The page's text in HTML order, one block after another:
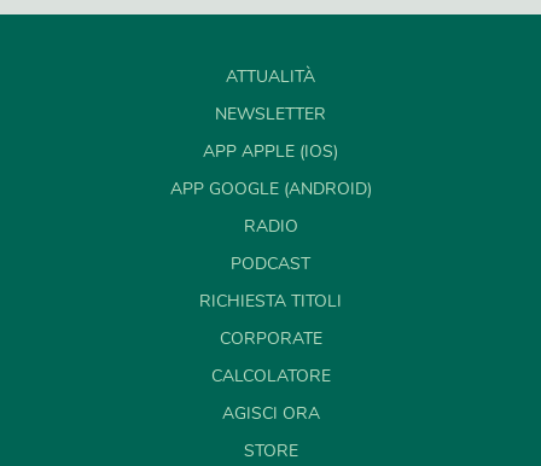
ATTUALITÀ
NEWSLETTER
APP APPLE (IOS)
APP GOOGLE (ANDROID)
RADIO
PODCAST
RICHIESTA TITOLI
CORPORATE
CALCOLATORE
AGISCI ORA
STORE